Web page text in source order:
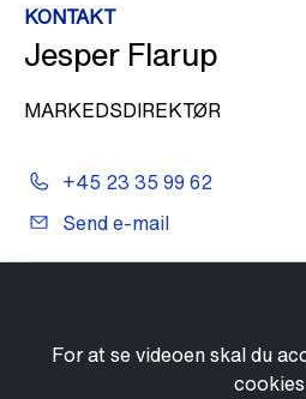
KONTAKT
Jesper Flarup
MARKEDSDIREKTØR
+45 23 35 99 62
Send e-mail
For at se videoen skal du
cookies